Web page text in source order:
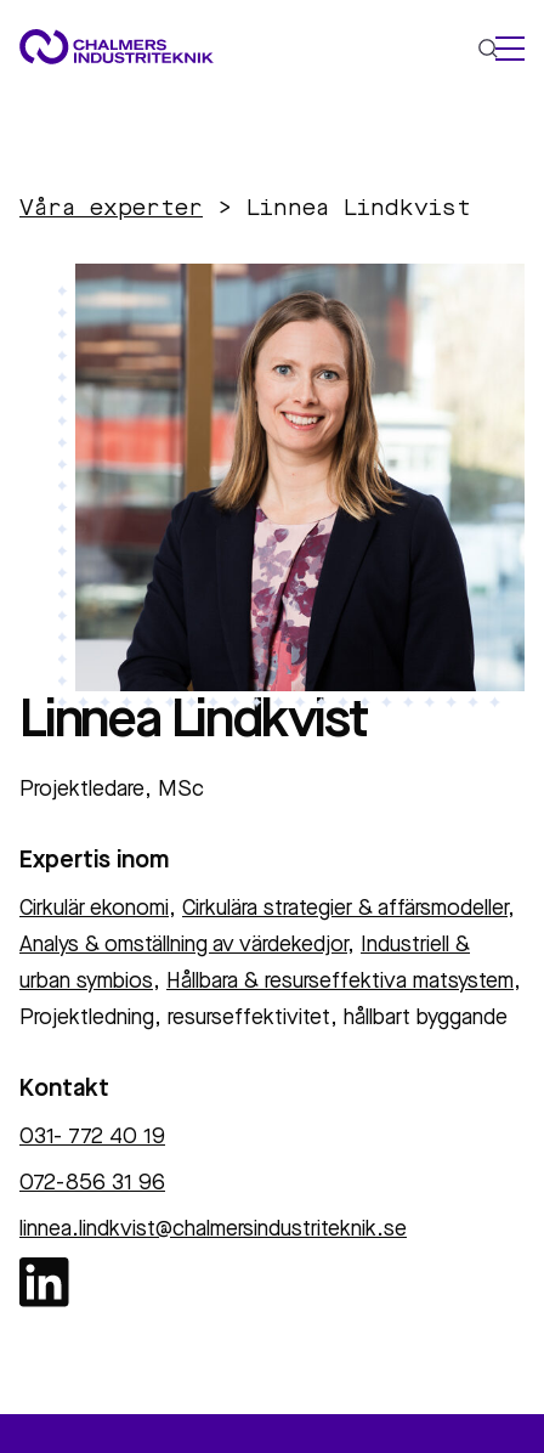
Energi
Innovationsledning
Material
Tillämpad AI
AKTUELLT
OM OSS
KONTAKTA OSS
JOBBA HOS OSS
Våra experter > Linnea Lindkvist
Linnea Lindkvist
Projektledare, MSc
Expertis inom
Cirkulär ekonomi, Cirkulära strategier & affärsmodeller,
Analys & omställning av värdekedjor,
Industriell &
urban symbios, Hållbara & resurseffektiva matsystem,
Projektledning, resurseffektivitet, hållbart byggande
Kontakt
031- 772 40 19
072-856 31 96
linnea.lindkvist@chalmersindustriteknik.se